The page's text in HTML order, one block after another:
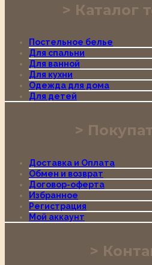
Каталог
Постельное белье
Для спальни
Для ванной
Для кухни
Одежда для дома
Для детей
Доставка и Оплата
Обмен и возврат
Договор-оферта
Избранное
Регистрация
Мой аккаунт